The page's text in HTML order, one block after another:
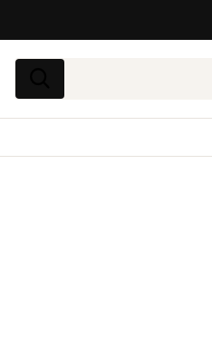
بحث